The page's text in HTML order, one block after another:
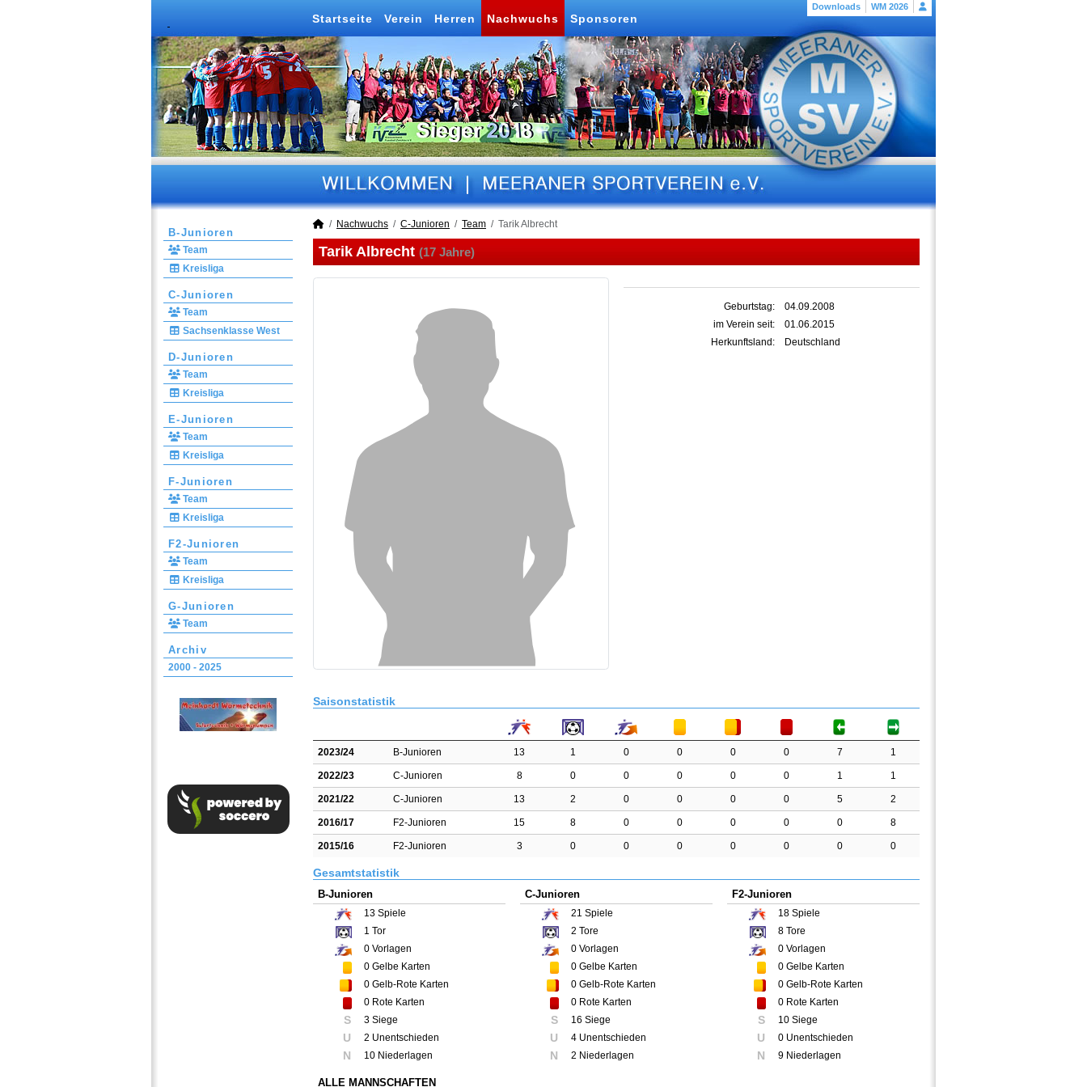
Downloads WM 2026
Startseite Verein Herren Nachwuchs Sponsoren
B-Junioren
Team
Kreisliga
C-Junioren
Team
Sachsenklasse West
D-Junioren
Team
Kreisliga
E-Junioren
Team
Kreisliga
F-Junioren
Team
Kreisliga
F2-Junioren
Team
Kreisliga
G-Junioren
Team
Archiv
2000 - 2025
Nachwuchs C-Junioren Team Tarik Albrecht
Tarik Albrecht (17 Jahre)
Geburtstag:
04.09.2008
im Verein seit:
01.06.2015
Herkunftsland:
Deutschland
Saisonstatistik
2023/24 B-Junioren 13 1 0 0 0 0 7 1
2022/23 C-Junioren 8 0 0 0 0 0 1 1
2021/22 C-Junioren 13 2 0 0 0 0 5 2
2016/17 F2-Junioren 15 8 0 0 0 0 0 8
2015/16 F2-Junioren 3 0 0 0 0 0 0 0
Gesamtstatistik
B-Junioren
13 Spiele
1 Tor
0 Vorlagen
0 Gelbe Karten
0 Gelb-Rote Karten
0 Rote Karten
S 3 Siege
U 2 Unentschieden
N 10 Niederlagen
C-Junioren
21 Spiele
2 Tore
0 Vorlagen
0 Gelbe Karten
0 Gelb-Rote Karten
0 Rote Karten
S 16 Siege
U 4 Unentschieden
N 2 Niederlagen
F2-Junioren
18 Spiele
8 Tore
0 Vorlagen
0 Gelbe Karten
0 Gelb-Rote Karten
0 Rote Karten
S 10 Siege
U 0 Unentschieden
N 9 Niederlagen
ALLE MANNSCHAFTEN